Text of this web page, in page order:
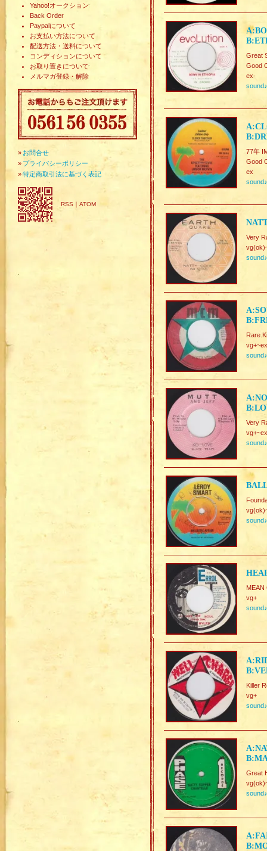
Yahoo!オークション
Back Order
Paypalについて
お支払い方法について
配送方法・送料について
コンディションについて
お取り置きについて
メルマガ登録・解除
» お問合せ
» プライバシーポリシー
»特定商取引法に基づく表記
RSS ｜ ATOM
Great
Good
ex-
sound♪
77年
Good
ex
sound♪
Very
sound♪
sound♪
Very
sound♪
sound♪
MEAN
vg+
sound♪
Killer
vg+
sound♪
Great
sound♪